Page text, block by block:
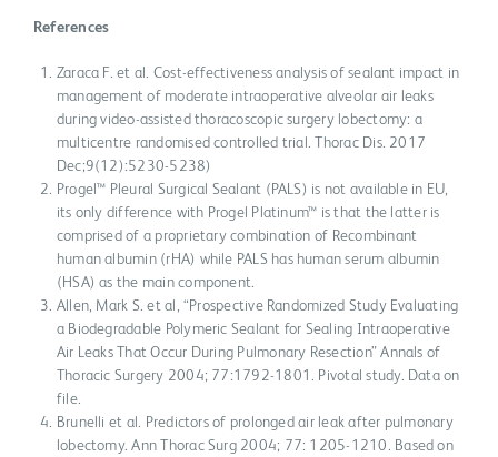
References
Zaraca F. et al. Cost-effectiveness analysis of sealant impact in
management of moderate intraoperative alveolar air leaks
during video-assisted thoracoscopic surgery lobectomy: a
multicentre randomised controlled trial. Thorac Dis. 2017
Dec;9(12):5230-5238)
Progel™ Pleural Surgical Sealant (PALS) is not available in EU,
its only difference with Progel Platinum™ is that the latter is
comprised of a proprietary combination of Recombinant
human albumin (rHA) while PALS has human serum albumin
(HSA) as the main component.
Allen, Mark S. et al, “Prospective Randomized Study Evaluating
a Biodegradable Polymeric Sealant for Sealing Intraoperative
Air Leaks That Occur During Pulmonary Resection” Annals of
Thoracic Surgery 2004; 77:1792-1801. Pivotal study. Data on
file.
Brunelli et al. Predictors of prolonged air leak after pulmonary
lobectomy. Ann Thorac Surg 2004; 77: 1205-1210. Based on